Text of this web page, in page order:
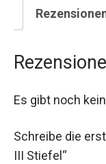
Es gibt noch
Schreibe die
III Stiefel“